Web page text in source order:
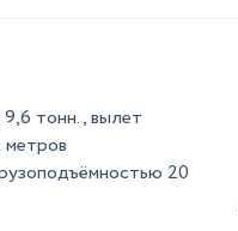
тонн., вылет
20